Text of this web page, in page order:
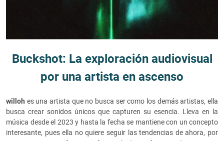
Buckshot: La exploración audiovisual
por una artista en ascenso
willoh es una artista que no busca ser como los demás artistas, ella
busca crear sonidos únicos que capturen su esencia. Lleva en la
música desde el 2023 y hasta la fecha se mantiene con un concepto
interesante, pues ella no quiere seguir las tendencias de ahora, por